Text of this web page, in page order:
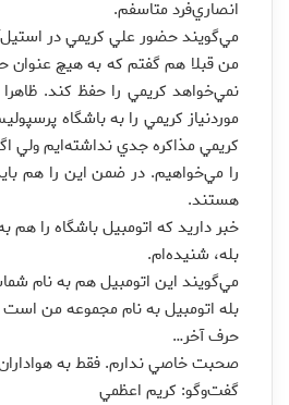
انصاري‌فرد متاسفم.
مي‌گويند حضور علي كريمي در
من قبلا هم گفتم كه به هيچ عنوان
نمي‌خواهد كريمي را حفظ كند. ظاهرا
موردنياز كريمي را به باشگاه
كريمي مذاكره جدي نداشته‌ايم
را مي‌خواهيم. در ضمن اين را هم
هستند.
خبر داريد كه اتومبيل باشگاه را هم
بله، شنيده‌ام.
مي‌گويند اين اتومبيل هم به نام
بله اتومبيل به نام مجموعه من است
حرف آخر…
صحبت خاصي ندارم. فقط به
گفت‌وگو: كريم اعظمي